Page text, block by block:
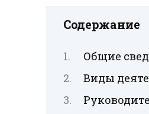
Содержание
Общие
Виды